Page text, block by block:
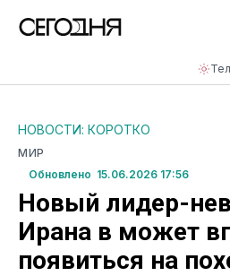
НОВОСТИ: КОРОТКО
МИР
Обновлено 15.06.2026 17:56
Новый лидер-
Ирана в может
появиться на